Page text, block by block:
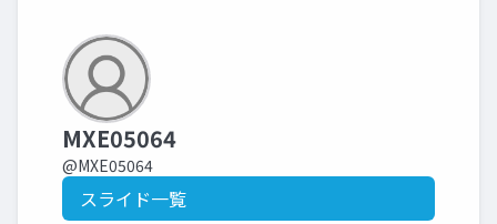
MXE05064
@MXE05064
スライド一覧